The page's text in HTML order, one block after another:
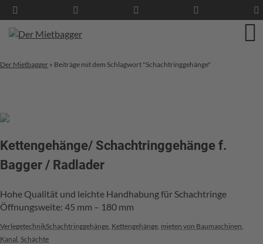
Der Mietbagger » Beiträge mit dem Schlagwort "Schachtringgehänge"
Kettengehänge/ Schachtringgehänge f.
Bagger / Radlader
Hohe Qualität und leichte Handhabung für Schachtringe
Öffnungsweite: 45 mm – 180 mm
VerlegetechnikSchachtringgehänge, Kettengehänge, mieten von Baumaschinen,
Kanal, Schächte